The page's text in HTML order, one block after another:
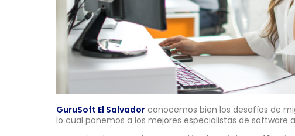
GuruSoft El Salvador conocemos bien los desafíos de
lo cual ponemos a los mejores especialistas de software